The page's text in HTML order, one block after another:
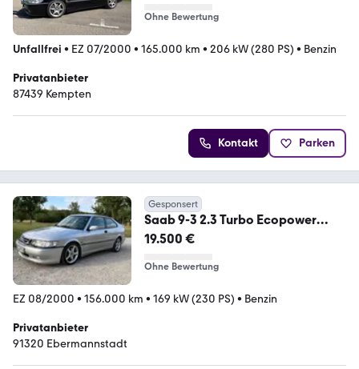
Ohne Bewertung
Unfallfrei • EZ 07/2000 • 165.000 km • 206 kW (280 PS) • Benzin
Privatanbieter
87439 Kempten
Kontakt Parken
Gesponsert
Saab 9-3 2.3 Turbo Ecopower
Viggen Coupé Viggen
19.500 €
Ohne Bewertung
EZ 08/2000 • 156.000 km • 169 kW (230 PS) • Benzin
Privatanbieter
91320 Ebermannstadt